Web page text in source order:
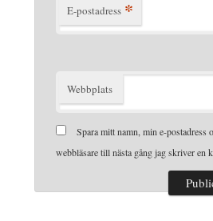
E-postadress *
Webbplats
Spara mitt namn, min e-postadress
webbläsare till nästa gång jag skriver en